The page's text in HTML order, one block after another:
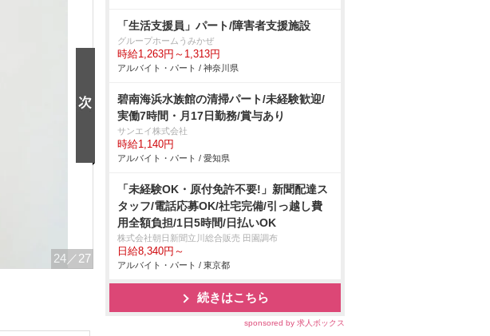
24 ／27
「生活支援員」パート/障害者支援施設
グループホームうみかぜ
時給1,263円～1,313円
アルバイト・パート / 神奈川県
碧南海浜水族館の清掃パート/未経験歓迎/
実働7時間・月17日勤務/賞与あり
サンエイ株式会社
時給1,140円
アルバイト・パート / 愛知県
「未経験OK・原付免許不要!」新聞配達ス
タッフ/電話応募OK/社宅完備/引っ越し費
用全額負担/1日5時間/日払いOK
株式会社朝日新聞立川総合販売 田園調布
日給8,340円～
アルバイト・パート / 東京都
続きはこちら
sponsored by 求人ボックス